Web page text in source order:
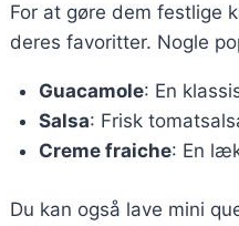
For at gøre dem festlige
deres favoritter. Nogle
Guacamole: En
Salsa: Frisk
Creme fraiche: En
Du kan også lave mini